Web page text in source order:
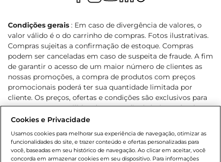
Condições gerais : Em caso de divergência de valores, o
valor válido é o do carrinho de compras. Fotos ilustrativas.
Compras sujeitas a confirmação de estoque. Compras
podem ser canceladas em caso de suspeita de fraude. A fim
de garantir o acesso de um maior número de clientes as
nossas promoções, a compra de produtos com preços
promocionais poderá ter sua quantidade limitada por
cliente. Os preços, ofertas e condições são exclusivos para
o e-commerce e válidos durante o dia de hoje, podendo
sofrer alterações sem prévia notificação. Proibida a venda
Lei n.º 8069/90, art. 81, inciso II (Estatuto da Criança e do
Adolescente). Preços e condições exclusivos para o
www.bretas.com.br, podendo sofrer alterações sem aviso
Cookies e Privacidade
Usamos cookies para melhorar sua experiência de navegação, otimizar as
funcionalidades do site, e trazer conteúdo e ofertas personalizadas para
você, baseadas em seu histórico de navegação. Ao clicar em aceitar, você
concorda em armazenar cookies em seu dispositivo. Para informações